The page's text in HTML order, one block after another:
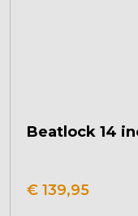
Beatlock 14
€ 139,95